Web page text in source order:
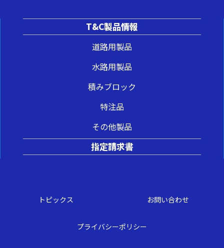
T&C製品情報
道路用製品
水路用製品
積みブロック
特注品
その他製品
指定請求書
トピックス お問い合わせ
プライバシーポリシー